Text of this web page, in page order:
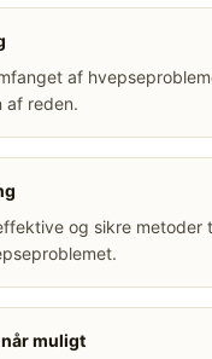
af
af reden.
og sikre metoder
muligt